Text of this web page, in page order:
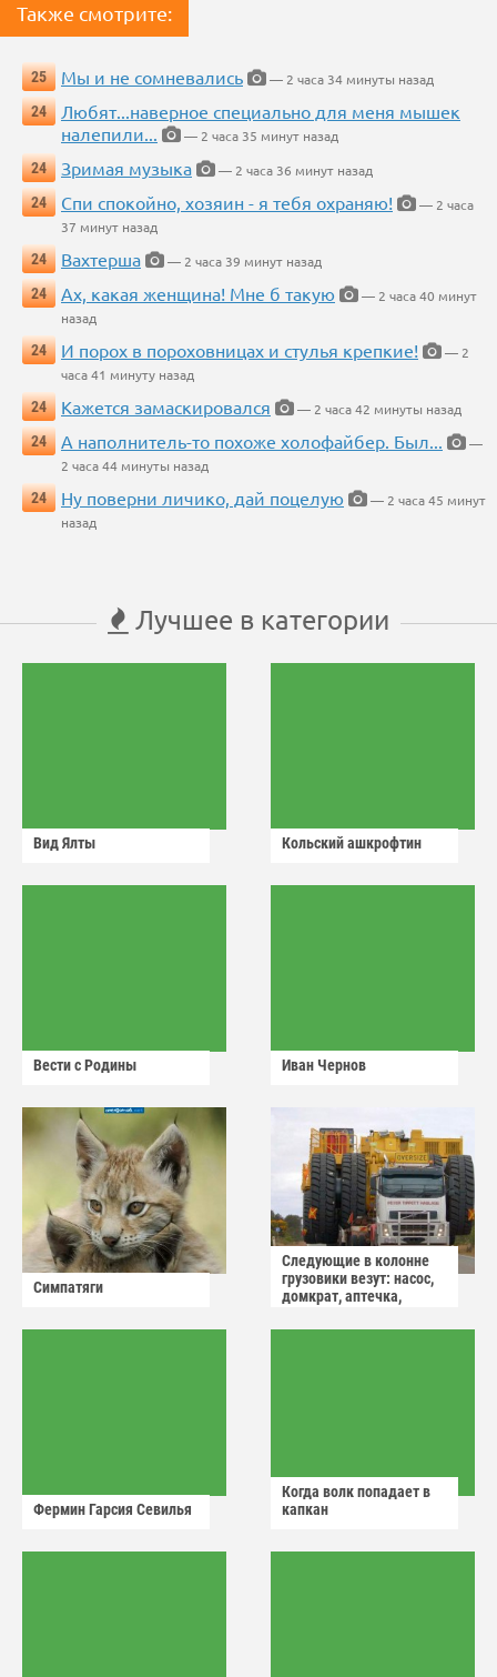
Также смотрите:
25 Мы и не сомневались
— 2 часа 34 минуты назад
24
Любят...наверное специально для меня мышек
налепили...
— 2 часа 35 минут назад
24
Зримая музыка
— 2 часа 36 минут назад
24
Спи спокойно, хозяин - я тебя охраняю!
— 2 часа
37 минут назад
24
Вахтерша
— 2 часа 39 минут назад
24
Ах, какая женщина! Мне б такую
— 2 часа 40 минут
назад
24
И порох в пороховницах и стулья крепкие!
— 2
часа 41 минуту назад
24
Кажется замаскировался
— 2 часа 42 минуты назад
24
А наполнитель-то похоже холофайбер. Был...
—
2 часа 44 минуты назад
24
Ну поверни личико, дай поцелую
— 2 часа 45 минут
назад
Лучшее в категории
Вид Ялты Кольский ашкрофтин
Вести с Родины Иван Чернов
Симпатяги
Следующие в колонне
грузовики везут: насос,
домкрат, аптечка,
Фермин Гарсия Севилья
Когда волк попадает в
капкан